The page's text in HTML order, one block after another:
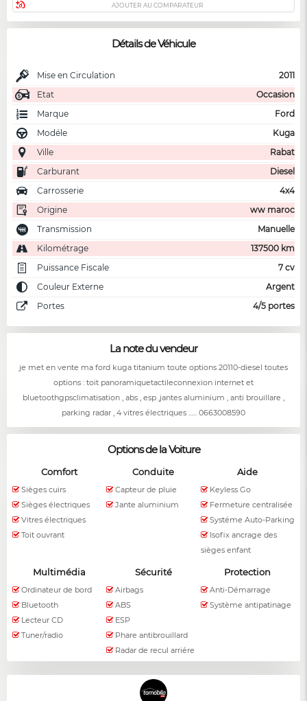
AJOUTER AU COMPARATEUR
Détails de Véhicule
Mise en Circulation
2011
Etat
Occasion
Marque
Ford
Modéle
Kuga
Ville
Rabat
Carburant
Diesel
Carrosserie
4x4
Origine
ww maroc
Transmission
Manuelle
Kilométrage
137500 km
Puissance Fiscale
7 cv
Couleur Externe
Argent
Portes
4/5 portes
La note du vendeur
je met en vente ma ford kuga titanium toute options 20110-diesel toutes
options : toit panoramiquetactileconnexion internet et
bluetoothgpsclimatisation , abs , esp ,jantes aluminium , anti brouillare ,
parking radar , 4 vitres électriques ...... 0663008590
Options de la Voiture
Comfort
Sièges cuirs
Sièges électriques
Vitres électriques
Toit ouvrant
Conduite
Capteur de pluie
Jante aluminium
Aide
Keyless Go
Fermeture centralisée
Systéme Auto-Parking
Isofix ancrage des
sièges enfant
Multimédia
Ordinateur de bord
Bluetooth
Lecteur CD
Tuner/radio
Sécurité
Airbags
ABS
ESP
Phare antibrouillard
Radar de recul arriére
Protection
Anti-Démarrage
Système antipatinage